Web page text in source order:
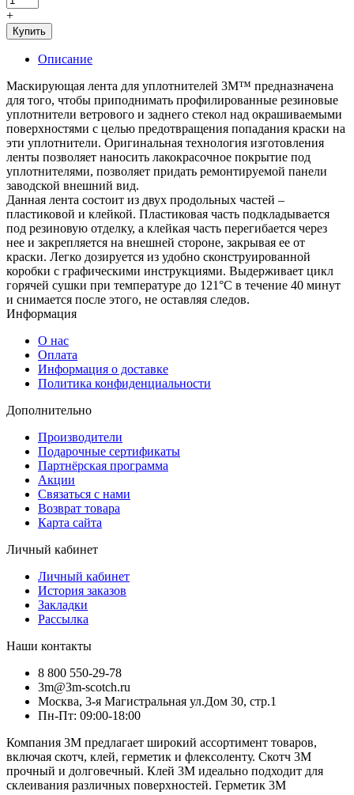
+
Купить
Описание
Маскирующая лента для уплотнителей 3М™ предназначена
для того, чтобы приподнимать профилированные резиновые
уплотнители ветрового и заднего стекол над окрашиваемыми
поверхностями с целью предотвращения попадания краски на
эти уплотнители. Оригинальная технология изготовления
ленты позволяет наносить лакокрасочное покрытие под
уплотнителями, позволяет придать ремонтируемой панели
заводской внешний вид.
Данная лента состоит из двух продольных частей –
пластиковой и клейкой. Пластиковая часть подкладывается
под резиновую отделку, а клейкая часть перегибается через
нее и закрепляется на внешней стороне, закрывая ее от
краски. Легко дозируется из удобно сконструированной
коробки с графическими инструкциями. Выдерживает цикл
горячей сушки при температуре до 121°С в течение 40 минут
и снимается после этого, не оставляя следов.
Информация
О нас
Оплата
Информация о доставке
Политика конфиденциальности
Дополнительно
Производители
Подарочные сертификаты
Партнёрская программа
Акции
Связаться с нами
Возврат товара
Карта сайта
Личный кабинет
Личный кабинет
История заказов
Закладки
Рассылка
Наши контакты
8 800 550-29-78
3m@3m-scotch.ru
Москва, 3-я Магистральная ул.Дом 30, стр.1
Пн-Пт: 09:00-18:00
Компания 3M предлагает широкий ассортимент товаров,
включая скотч, клей, герметик и флексоленту. Скотч 3M
прочный и долговечный. Клей 3M идеально подходит для
склеивания различных поверхностей. Герметик 3M